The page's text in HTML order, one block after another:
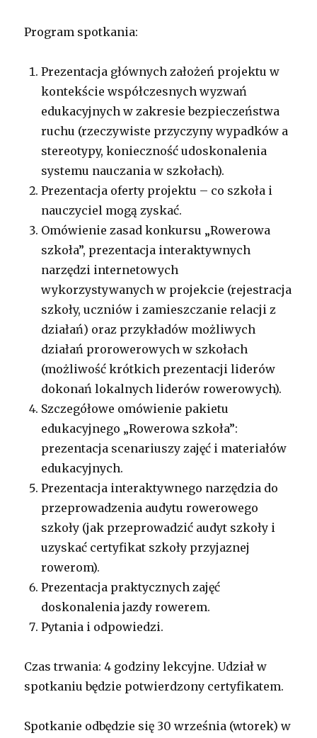
Program spotkania:
Prezentacja głównych założeń projektu w
kontekście współczesnych wyzwań
edukacyjnych w zakresie bezpieczeństwa
ruchu (rzeczywiste przyczyny wypadków a
stereotypy, konieczność udoskonalenia
systemu nauczania w szkołach).
Prezentacja oferty projektu – co szkoła i
nauczyciel mogą zyskać.
Omówienie zasad konkursu „Rowerowa
szkoła”, prezentacja interaktywnych
narzędzi internetowych
wykorzystywanych w projekcie (rejestracja
szkoły, uczniów i zamieszczanie relacji z
działań) oraz przykładów możliwych
działań prorowerowych w szkołach
(możliwość krótkich prezentacji liderów
dokonań lokalnych liderów rowerowych).
Szczegółowe omówienie pakietu
edukacyjnego „Rowerowa szkoła”:
prezentacja scenariuszy zajęć i materiałów
edukacyjnych.
Prezentacja interaktywnego narzędzia do
przeprowadzenia audytu rowerowego
szkoły (jak przeprowadzić audyt szkoły i
uzyskać certyfikat szkoły przyjaznej
rowerom).
Prezentacja praktycznych zajęć
doskonalenia jazdy rowerem.
Pytania i odpowiedzi.
Czas trwania: 4 godziny lekcyjne. Udział w
spotkaniu będzie potwierdzony certyfikatem.
Spotkanie odbędzie się 30 września (wtorek) w